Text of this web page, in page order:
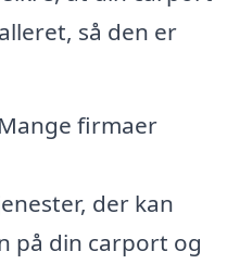
så den er
Mange firmaer
der kan
på din carport og